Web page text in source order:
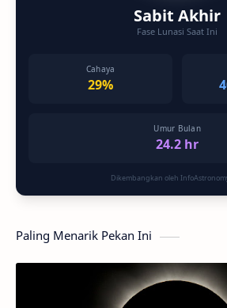
Sabit Akhir
Fase Lunasi Saat Ini
Cahaya
29%
Umur Bulan
24.2 hr
Dikembangkan oleh
Paling Menarik Pekan Ini